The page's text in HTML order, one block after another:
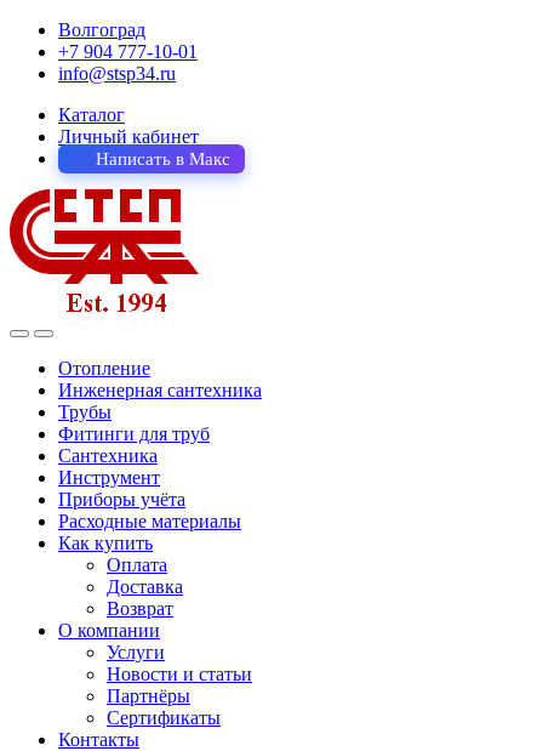
Волгоград
+7 904 777-10-01
info@stsp34.ru
Каталог
Личный кабинет
Написать в Макс
Отопление
Инженерная сантехника
Трубы
Фитинги для труб
Сантехника
Инструмент
Приборы учёта
Расходные материалы
Как купить
Оплата
Доставка
Возврат
О компании
Услуги
Новости и статьи
Партнёры
Сертификаты
Контакты